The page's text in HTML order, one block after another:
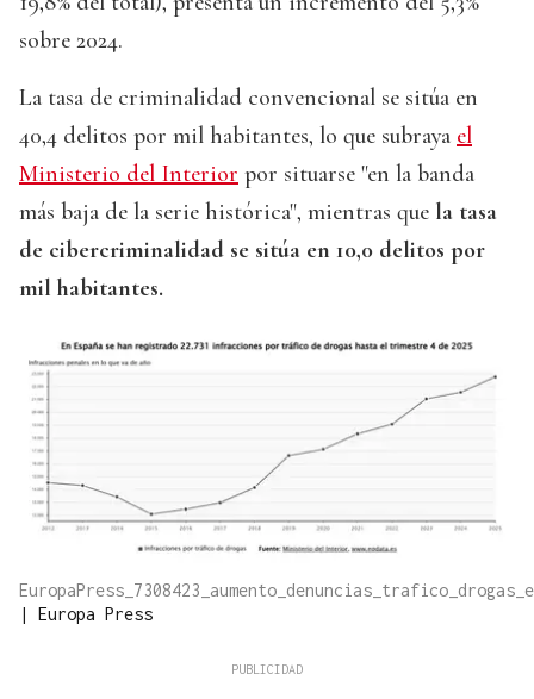
sobre 2024.
La tasa de criminalidad convencional se sitúa en
40,4 delitos por mil habitantes, lo que subraya el
Ministerio del Interior por situarse "en la banda
más baja de la serie histórica", mientras que la tasa
de cibercriminalidad se sitúa en 10,0 delitos por
mil habitantes.
| Europa Press